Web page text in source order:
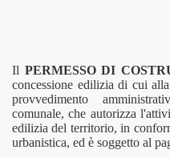
Il PERMESSO DI
concessione edilizia di cui
provvedimento
comunale, che autorizza
edilizia del territorio, in
urbanistica, ed è soggetto al